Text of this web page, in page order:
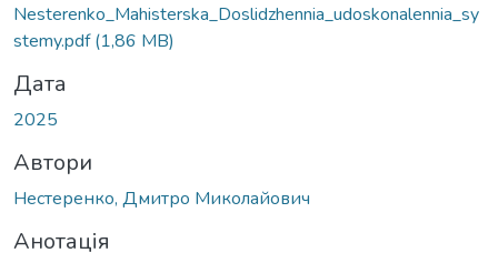
Nesterenko_Mahisterska_Doslidzhennia_udoskonalennia_sy
stemy.pdf(1,86 MB)
Дата
2025
Автори
Нестеренко, Дмитро Миколайович
Анотація